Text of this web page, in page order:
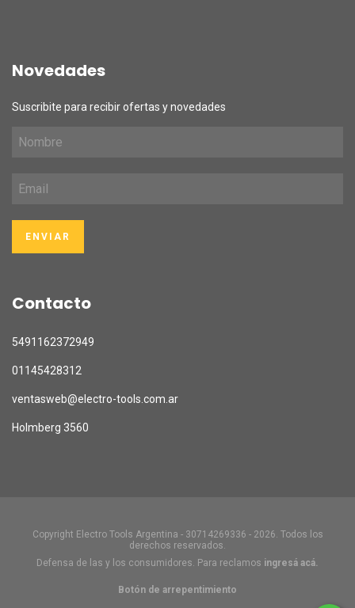
Novedades
Suscribite para recibir ofertas y novedades
Contacto
5491162372949
01145428312
ventasweb@electro-tools.com.ar
Holmberg 3560
Copyright Electro Tools Argentina - 30714269336 - 2026. Todos los
derechos reservados.
Defensa de las y los consumidores. Para reclamos ingresá acá.
Botón de arrepentimiento